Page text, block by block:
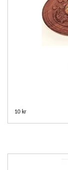
10 kr